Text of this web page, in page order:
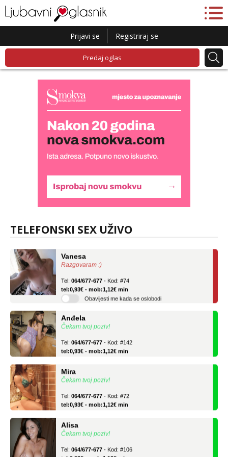
Prijavi se Registriraj se
Predaj oglas
TELEFONSKI SEX UŽIVO
tel:0,93€ - mob:1,12€ min
Razgovaram :)
tel:0,93€ - mob:1,12€ min
Obavijesti me kada se oslobodi
Čekam tvoj poziv!
tel:0,93€ - mob:1,12€ min
Čekam tvoj poziv!
tel:0,93€ - mob:1,12€ min
Čekam tvoj poziv!
tel:0,93€ - mob:1,12€ min